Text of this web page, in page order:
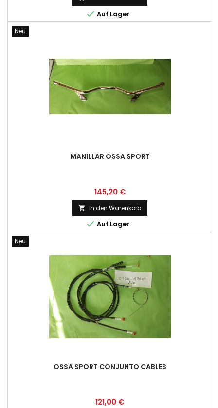
 Auf Lager
Neu
MANILLAR OSSA SPORT
Preis
145,20 €
 In den Warenkorb
 Auf Lager
Neu
OSSA SPORT CONJUNTO CABLES
Preis
121,00 €